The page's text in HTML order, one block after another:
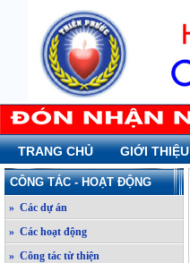
TRANG CHỦ GIỚI THIỆU
CÔNG TÁC - HOẠT ĐỘNG
» Các dự án
» Các hoạt động
» Công tác từ thiện